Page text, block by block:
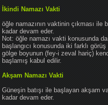
İkindi Namazı Vakti
öğle namazının vaktinin çıkması
kadar devam eder.
Not: öğle namazı vakti konusunda
başlangıcı konusunda iki farklı
gölge boyunun (fey-i zeval hariç)
başlamış kabul edilir.
Akşam Namazı Vakti
Güneşin batışı ile başlayan akşam
kadar devam eder.